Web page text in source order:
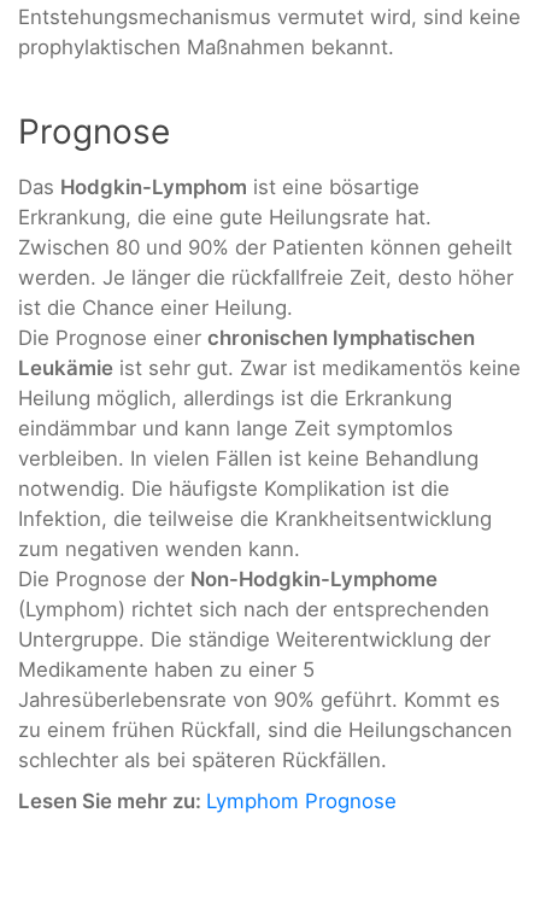
Entstehungsmechanismus vermutet wird, sind keine
prophylaktischen Maßnahmen bekannt.
Prognose
Das Hodgkin-Lymphom ist eine bösartige
Erkrankung, die eine gute Heilungsrate hat.
Zwischen 80 und 90% der Patienten können geheilt
werden. Je länger die rückfallfreie Zeit, desto höher
ist die Chance einer Heilung.
Die Prognose einer chronischen lymphatischen
Leukämie ist sehr gut. Zwar ist medikamentös keine
Heilung möglich, allerdings ist die Erkrankung
eindämmbar und kann lange Zeit symptomlos
verbleiben. In vielen Fällen ist keine Behandlung
notwendig. Die häufigste Komplikation ist die
Infektion, die teilweise die Krankheitsentwicklung
zum negativen wenden kann.
Die Prognose der Non-Hodgkin-Lymphome
(Lymphom) richtet sich nach der entsprechenden
Untergruppe. Die ständige Weiterentwicklung der
Medikamente haben zu einer 5
Jahresüberlebensrate von 90% geführt. Kommt es
zu einem frühen Rückfall, sind die Heilungschancen
schlechter als bei späteren Rückfällen.
Lesen Sie mehr zu: Lymphom Prognose